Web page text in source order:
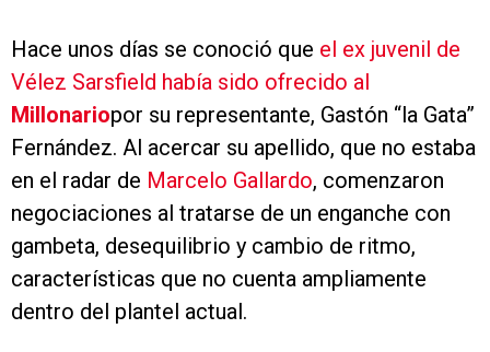
Hace unos días se conoció que el ex juvenil de
Vélez Sarsfield había sido ofrecido al
Millonariopor su representante, Gastón “la Gata”
Fernández. Al acercar su apellido, que no estaba
en el radar de Marcelo Gallardo, comenzaron
negociaciones al tratarse de un enganche con
gambeta, desequilibrio y cambio de ritmo,
características que no cuenta ampliamente
dentro del plantel actual.